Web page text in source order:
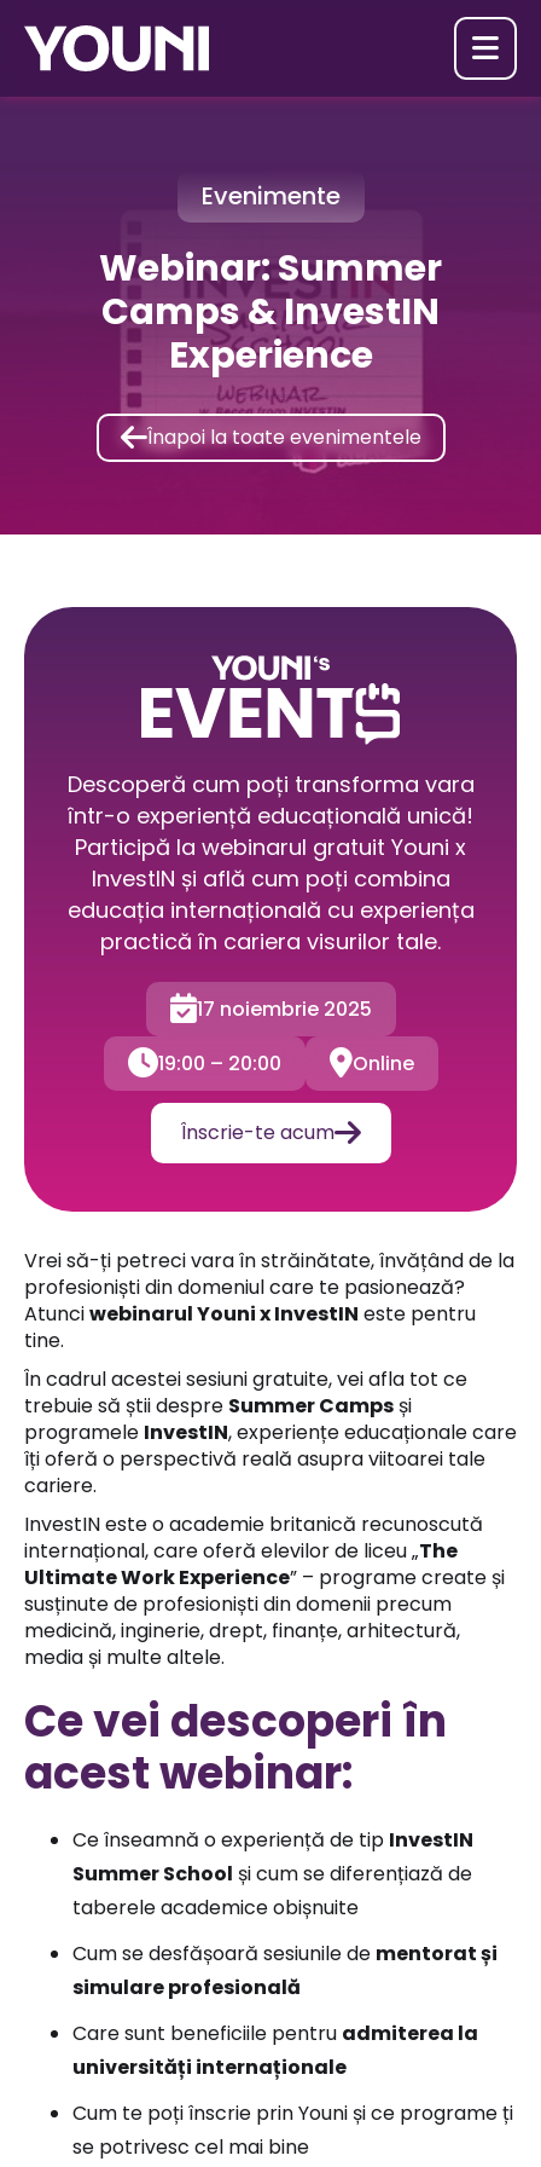

Evenimente
Webinar: Summer
Camps & InvestIN
Experience
Înapoi la toate evenimentele
Descoperă cum poți transforma vara
într-o experiență educațională unică!
Participă la webinarul gratuit Youni x
InvestIN și află cum poți combina
educația internațională cu experiența
practică în cariera visurilor tale.
17 noiembrie 2025
19:00 – 20:00 Online
Înscrie-te acum
Vrei să-ți petreci vara în străinătate, învățând de la
profesioniști din domeniul care te pasionează?
Atunciwebinarul Youni x InvestIN este pentru
tine.
În cadrul acestei sesiuni gratuite, vei afla tot ce
trebuie să știi despre Summer Campsși
programele InvestIN, experiențe educaționale care
îți oferă o perspectivă reală asupra viitoarei tale
cariere.
InvestIN este o academie britanică recunoscută
internațional, care oferă elevilor de liceu „The
Ultimate Work Experience” – programe create și
susținute de profesioniști din domenii precum
medicină, inginerie, drept, finanțe, arhitectură,
media și multe altele.
Ce vei descoperi în
acest webinar:
Ce înseamnă o experiență de tip InvestIN
Summer School și cum se diferențiază de
taberele academice obișnuite
Cum se desfășoară sesiunile de mentorat și
simulare profesională
Care sunt beneficiile pentru admiterea la
universități internaționale
Cum te poți înscrie prin Youni și ce programe ți
se potrivesc cel mai bine